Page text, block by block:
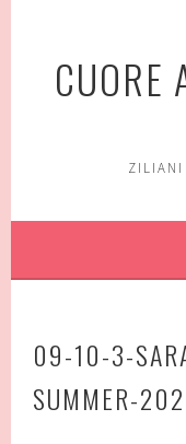
contenutoCUORE
ZILIANI
09-10-3-
SUMMER-